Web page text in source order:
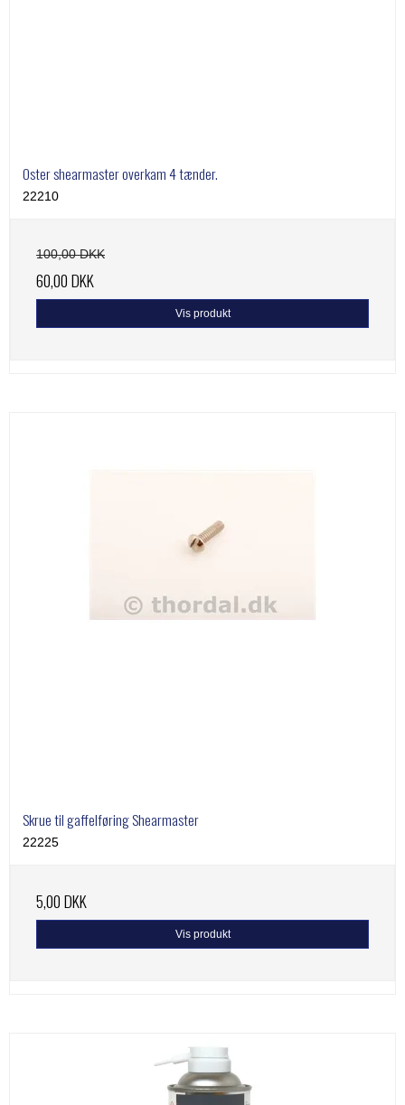
Oster shearmaster overkam 4 tænder.
22210
100,00 DKK
60,00 DKK
Vis produkt
Skrue til gaffelføring Shearmaster
22225
5,00 DKK
Vis produkt